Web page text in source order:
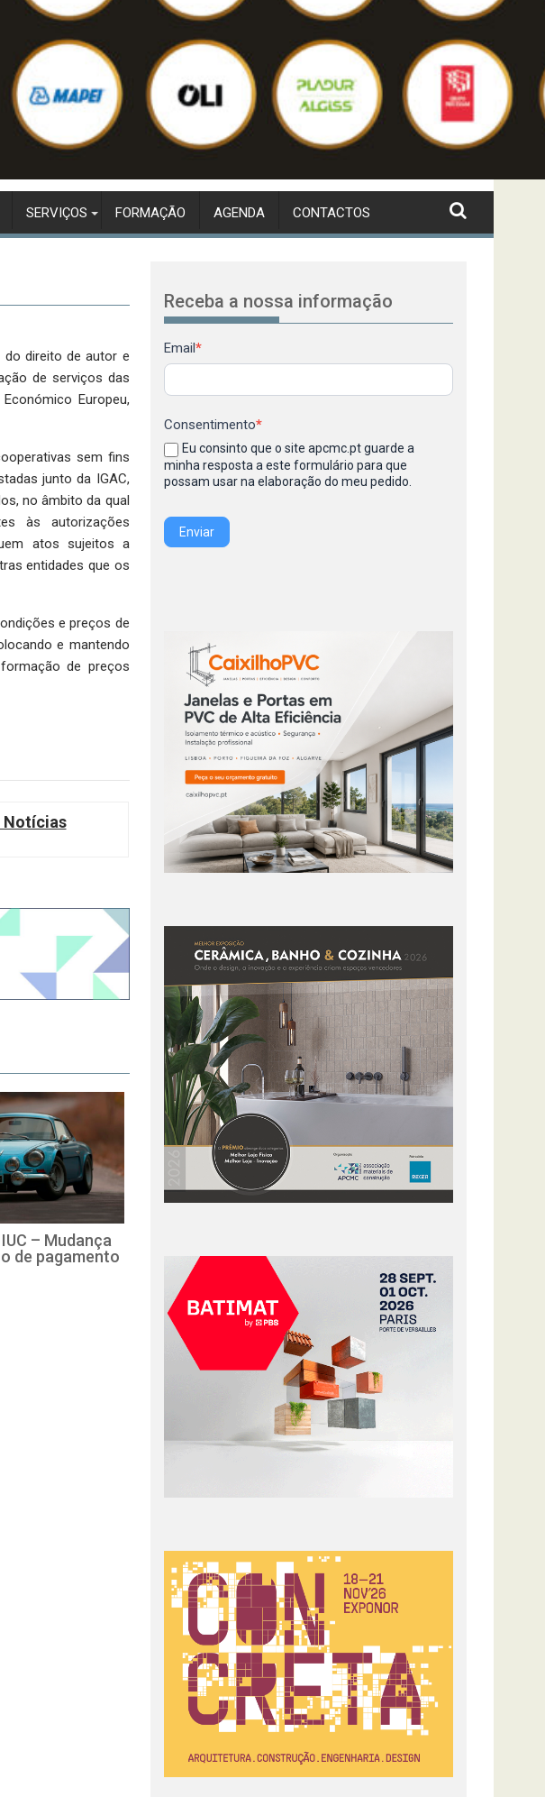
SERVIÇOS FORMAÇÃO AGENDA CONTACTOS
do direito de autor e
de serviços das
Europeu,
sem fins
junto da IGAC,
no âmbito da qual
às autorizações
atos sujeitos a
entidades que os
e preços de
e mantendo
de preços
Notícias
– Mudança
de pagamento
Receba a nossa informação
Newsletter
Email *
Consentimento*
Eu consinto que o site apcmc.pt guarde a
minha resposta a este formulário para que
possam usar na elaboração do meu pedido.
Enviar